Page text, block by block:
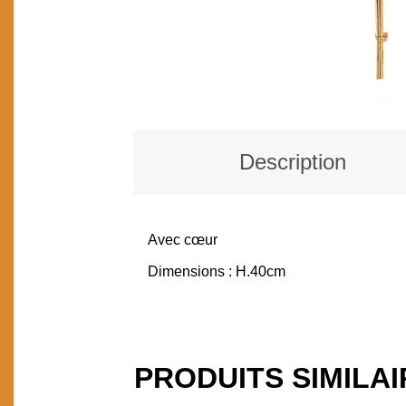
Description
DESCRIPTION
Avec cœur
Dimensions : H.40cm
PRODUITS